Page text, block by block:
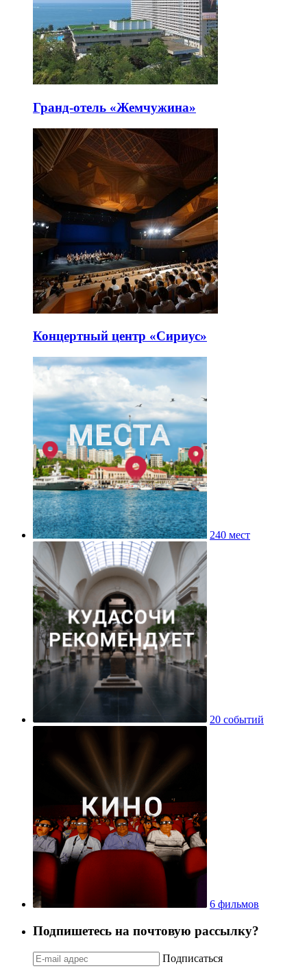
Гранд-отель «Жемчужина»
Концертный центр «Сириус»
240 мест
20 событий
6 фильмов
Подпишетесь на почтовую рассылку?
Подписаться